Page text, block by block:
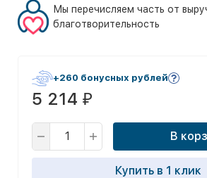
Мы перечисляем часть от
благотворительность
+260 бонусных рублей
5 214 ₽
В
Купить в 1 клик